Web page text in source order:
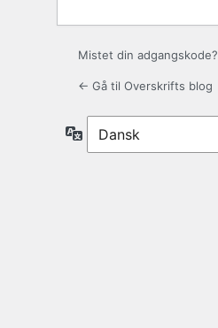
Mistet din adgangskode?
← Gå til Overskrifts blog
Sprog